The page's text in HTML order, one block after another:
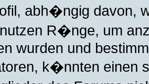
abh�ngig davon,
R�nge, um
wurden und
k�nnten einen